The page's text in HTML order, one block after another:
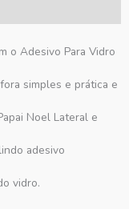
o Adesivo Para Vidro
simples e prática e
Noel Lateral e
adesivo
vidro.